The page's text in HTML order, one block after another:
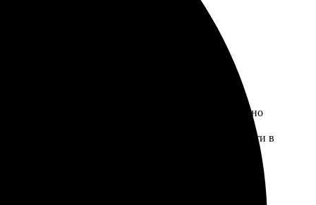
и удобным. Выбор материалов порадовал, можно
Подушки выглядят потрясающе, точно
всем, кто хочет добавить индивидуальности в